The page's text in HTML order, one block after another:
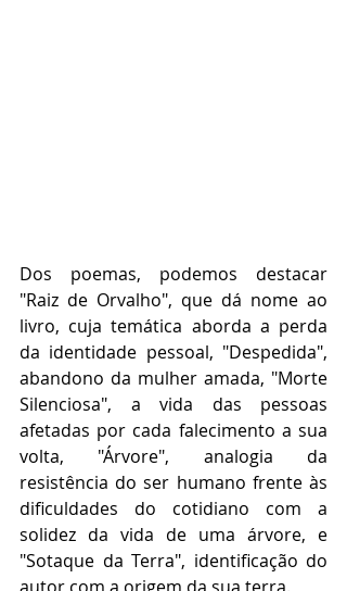
Dos poemas, podemos destacar
"Raiz de Orvalho", que dá nome ao
livro, cuja temática aborda a perda
da identidade pessoal, "Despedida",
abandono da mulher amada, "Morte
Silenciosa", a vida das pessoas
afetadas por cada falecimento a sua
volta, "Árvore", analogia da
resistência do ser humano frente às
dificuldades do cotidiano com a
solidez da vida de uma árvore, e
"Sotaque da Terra", identificação do